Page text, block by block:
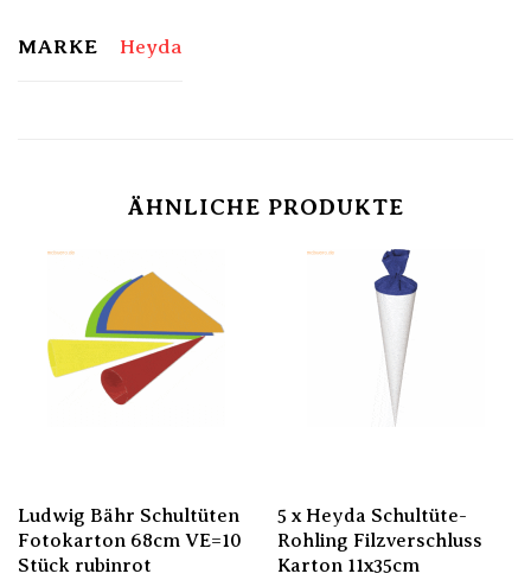
MARKE Heyda
ÄHNLICHE PRODUKTE
Ludwig Bähr Schultüten
Fotokarton 68cm VE=10
Stück rubinrot
5 x Heyda Schultüte-
Rohling Filzverschluss
Karton 11x35cm